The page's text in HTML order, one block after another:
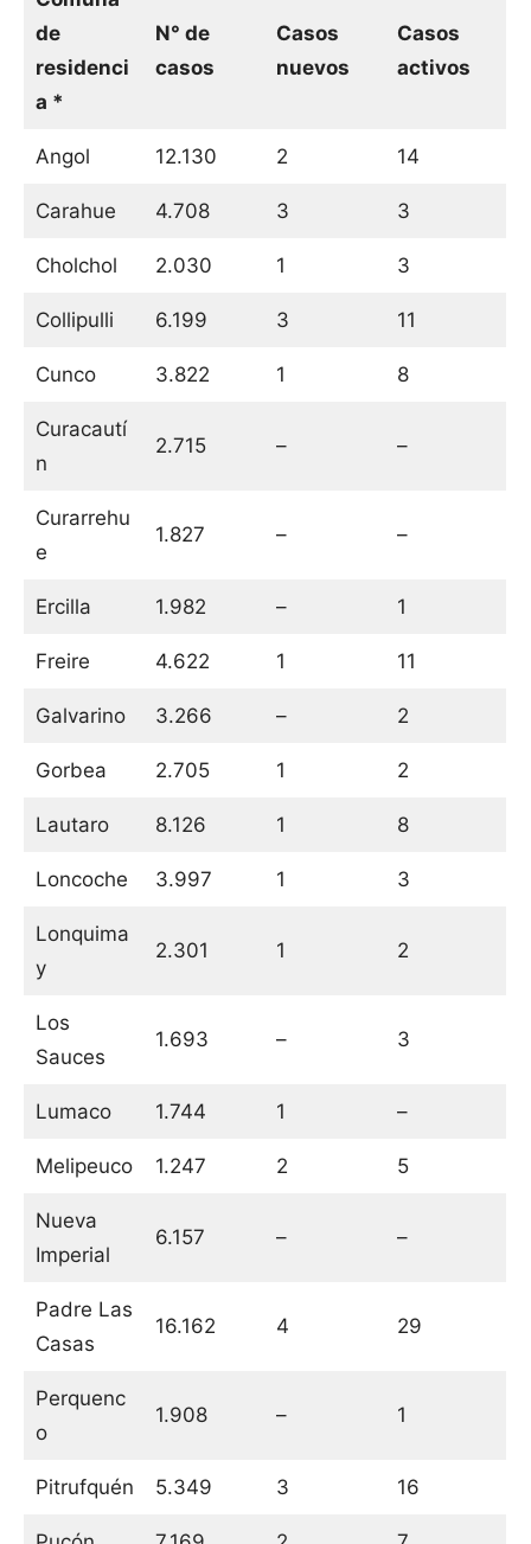
de
residenci
a *
N° de
casos
Casos
nuevos
Casos
activos
Angol 12.130 2 14
Carahue 4.708 3 3
Cholchol 2.030 1 3
Collipulli 6.199 3 11
Cunco 3.822 1 8
Curacautí
n
2.715 – –
Curarrehu
e
1.827 – –
Ercilla 1.982 – 1
Freire 4.622 1 11
Galvarino 3.266 – 2
Gorbea 2.705 1 2
Lautaro 8.126 1 8
Loncoche 3.997 1 3
Lonquima
y
2.301 1 2
Los
Sauces
1.693 – 3
Lumaco 1.744 1 –
Melipeuco 1.247 2 5
Nueva
Imperial
6.157 – –
Padre Las
Casas
16.162 4 29
Perquenc
o
1.908 – 1
Pitrufquén 5.349 3 16